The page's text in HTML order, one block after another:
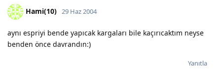
Hami(10) 29 Haz 2004
aynı espriyi bende yapıcak kargaları bile kaçırıcaktım neyse
benden önce davrandın:)
Yanıtla